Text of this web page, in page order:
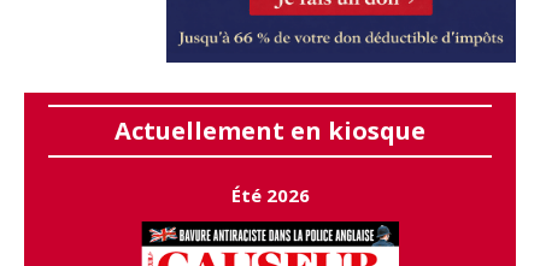
Actuellement en kiosque
Été 2026